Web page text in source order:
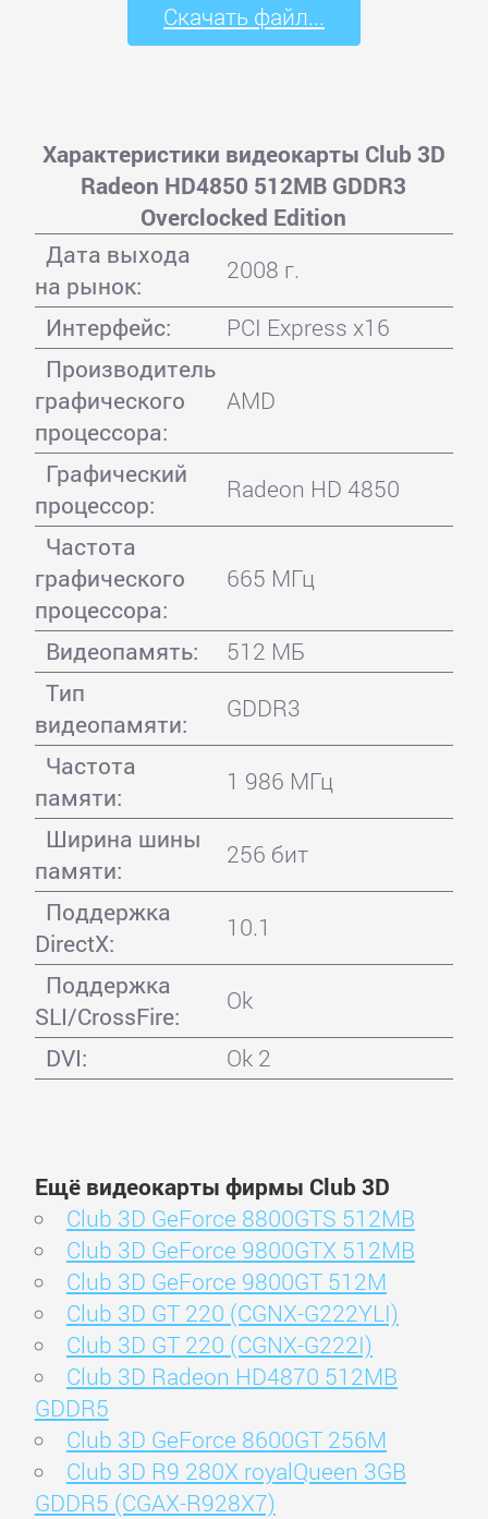
Скачать файл...
Характеристики видеокарты Club 3D
Radeon HD4850 512MB GDDR3
Overclocked Edition
Дата выхода
на рынок:
2008 г.
Интерфейс:
PCI Express x16
Производитель
графического
процессора:
AMD
Графический
процессор:
Radeon HD 4850
Частота
графического
процессора:
665 МГц
Видеопамять:
512 МБ
Тип
видеопамяти:
GDDR3
Частота
памяти:
1 986 МГц
Ширина шины
памяти:
256 бит
Поддержка
DirectX:
10.1
Поддержка
SLI/CrossFire:
Ok
DVI:
Ok 2
Ещё видеокарты фирмы Club 3D
Club 3D GeForce 8800GTS 512MB
Club 3D GeForce 9800GTX 512MB
Club 3D GeForce 9800GT 512M
Club 3D GT 220 (CGNX-G222YLI)
Club 3D GT 220 (CGNX-G222I)
Club 3D Radeon HD4870 512MB
GDDR5
Club 3D GeForce 8600GT 256M
Club 3D R9 280X royalQueen 3GB
GDDR5 (CGAX-R928X7)